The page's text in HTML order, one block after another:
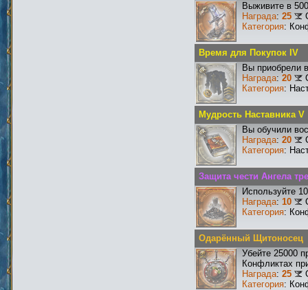
Выживите в
Награда: 25
Категория:
Время для Покупок IV
Вы приобрели
Награда: 20
Категория:
Мудрость Наставника V
Вы обучили
Награда: 20
Категория:
Защита чести Ангела
Используйте
Награда: 10
Категория:
Одарённый Щитоносец
Убейте 25000
Конфликтах
Награда: 25
Категория: